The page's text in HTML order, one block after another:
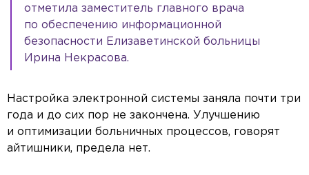
отметила заместитель главного врача
по обеспечению информационной
безопасности Елизаветинской больницы
Ирина Некрасова.
Настройка электронной системы заняла почти три
года и до сих пор не закончена. Улучшению
и оптимизации больничных процессов, говорят
айтишники, предела нет.